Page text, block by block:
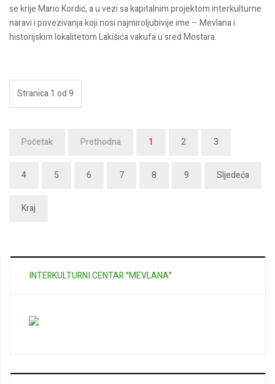
se krije Mario Kordić, a u vezi sa kapitalnim projektom interkulturne
naravi i povezivanja koji nosi najmiroljubivije ime – Mevlana i
historijskim lokalitetom Lakišića vakufa u sred Mostara.
Stranica 1 od 9
Početak Prethodna 1 2 3
4 5 6 7 8 9 Sljedeća
Kraj
INTERKULTURNI CENTAR "MEVLANA"